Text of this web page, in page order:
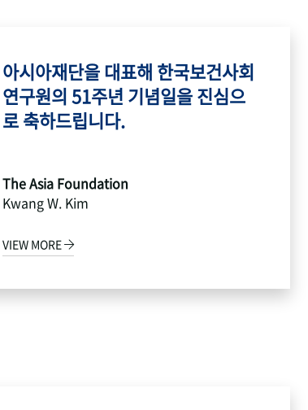
아시아재단을 대표해 한국보건사회
연구원의 51주년 기념일을 진심으
로 축하드립니다.
The Asia Foundation
Kwang W. Kim
VIEW MORE